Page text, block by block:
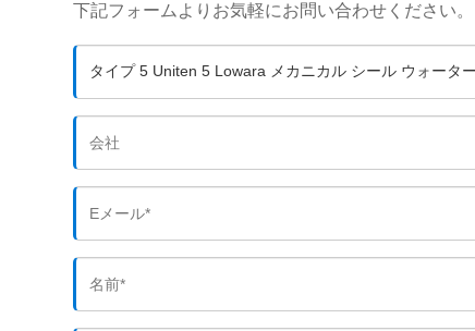
下記フォームよりお気軽にお問い合わせください